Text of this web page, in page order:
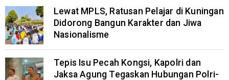
Lewat MPLS, Ratusan Pelajar di Kuningan
Didorong Bangun Karakter dan Jiwa
Nasionalisme
Tepis Isu Pecah Kongsi, Kapolri dan
Jaksa Agung Tegaskan Hubungan Polri-